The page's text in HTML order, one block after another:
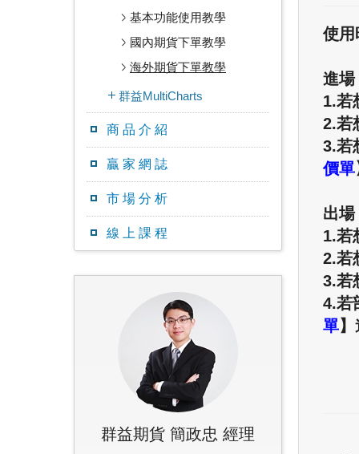
基本功能使用教學
國內期貨下單教學
海外期貨下單教學
群益MultiCharts
商 品 介 紹
贏 家 網 誌
市 場 分 析
線 上 課 程
群益期貨 簡政忠 經理
使用
進場
1.若
2.若
3.若
價單
出場
1.若
2.若
3.若
4.若
單